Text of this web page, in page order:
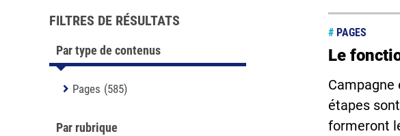
# PAGES
Le
Campagne
étapes
formeront
FILTRES DE RÉSULTATS
Par type de contenus
Pages (585)
Par rubrique